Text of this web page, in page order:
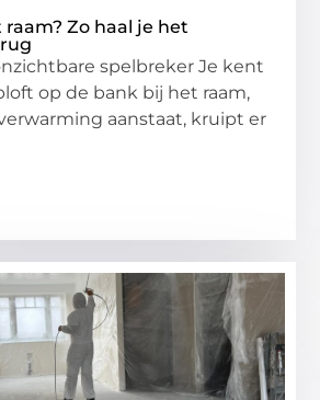
Zo haal je het
spelbreker Je kent
op de bank bij het raam,
aanstaat, kruipt er